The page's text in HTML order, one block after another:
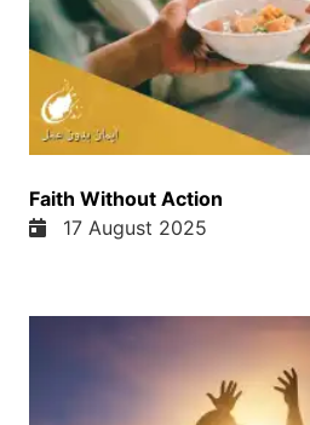
Faith Without Action
17 August 2025